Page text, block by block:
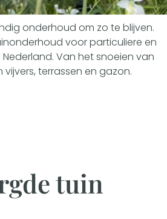
onderhoud om zo te blijven.
voor particuliere en
Van het snoeien van
terrassen en gazon.
tuin